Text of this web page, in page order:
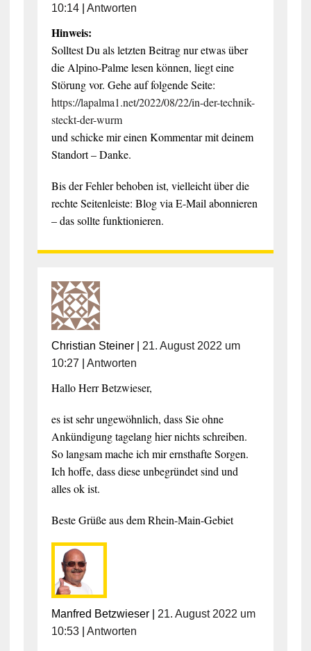
10:14| Antworten
Hinweis:
Solltest Du als letzten Beitrag nur etwas über
die Alpino-Palme lesen können, liegt eine
Störung vor. Gehe auf folgende Seite:
https://lapalma1.net/2022/08/22/in-der-technik-
steckt-der-wurm
und schicke mir einen Kommentar mit deinem
Standort – Danke.
Bis der Fehler behoben ist, vielleicht über die
rechte Seitenleiste: Blog via E-Mail abonnieren
– das sollte funktionieren.
Christian Steiner| 21. August 2022 um
10:27
Antworten
Hallo Herr Betzwieser,
es ist sehr ungewöhnlich, dass Sie ohne
Ankündigung tagelang hier nichts schreiben.
So langsam mache ich mir ernsthafte Sorgen.
Ich hoffe, dass diese unbegründet sind und
alles ok ist.
Beste Grüße aus dem Rhein-Main-Gebiet
Manfred Betzwieser| 21. August 2022 um
10:53| Antworten